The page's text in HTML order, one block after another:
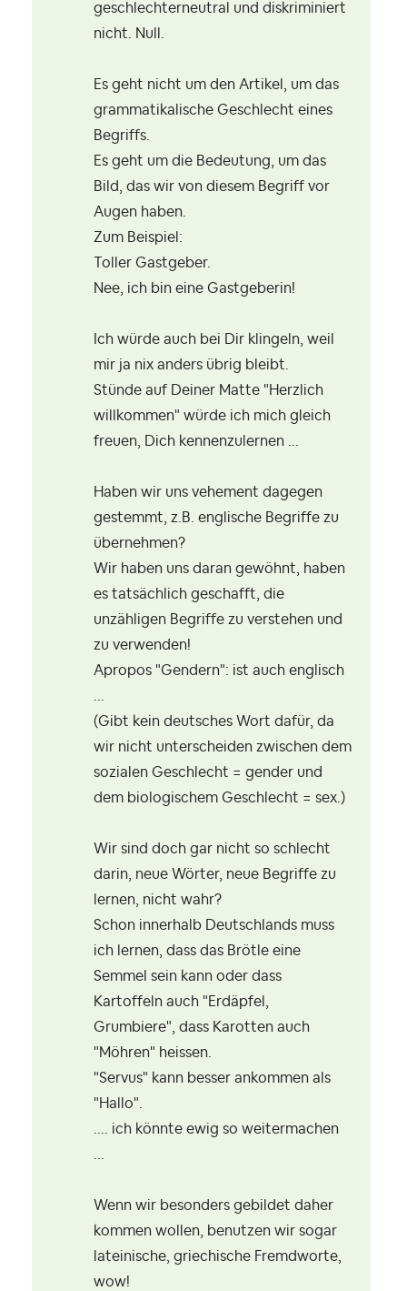
geschlechterneutral und diskriminiert
nicht. Null.
Es geht nicht um den Artikel, um das
grammatikalische Geschlecht eines
Begriffs.
Es geht um die Bedeutung, um das
Bild, das wir von diesem Begriff vor
Augen haben.
Zum Beispiel:
Toller Gastgeber.
Nee, ich bin eine Gastgeberin!
Ich würde auch bei Dir klingeln, weil
mir ja nix anders übrig bleibt.
Stünde auf Deiner Matte "Herzlich
willkommen" würde ich mich gleich
freuen, Dich kennenzulernen ...
Haben wir uns vehement dagegen
gestemmt, z.B. englische Begriffe zu
übernehmen?
Wir haben uns daran gewöhnt, haben
es tatsächlich geschafft, die
unzähligen Begriffe zu verstehen und
zu verwenden!
Apropos "Gendern": ist auch englisch
...
(Gibt kein deutsches Wort dafür, da
wir nicht unterscheiden zwischen dem
sozialen Geschlecht = gender und
dem biologischem Geschlecht = sex.)
Wir sind doch gar nicht so schlecht
darin, neue Wörter, neue Begriffe zu
lernen, nicht wahr?
Schon innerhalb Deutschlands muss
ich lernen, dass das Brötle eine
Semmel sein kann oder dass
Kartoffeln auch "Erdäpfel,
Grumbiere", dass Karotten auch
"Möhren" heissen.
"Servus" kann besser ankommen als
"Hallo".
.... ich könnte ewig so weitermachen
...
Wenn wir besonders gebildet daher
kommen wollen, benutzen wir sogar
lateinische, griechische Fremdworte,
wow!